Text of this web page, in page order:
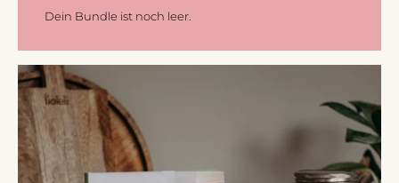
Dein Bundle ist noch leer.